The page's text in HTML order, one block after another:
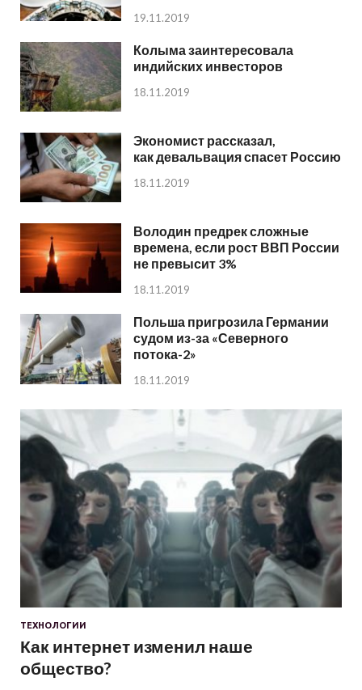
19.11.2019
Колыма заинтересовала
индийских инвесторов
18.11.2019
Экономист рассказал,
как девальвация спасет Россию
18.11.2019
Володин предрек сложные
времена, если рост ВВП России
не превысит 3%
18.11.2019
Польша пригрозила Германии
судом из-за «Северного
потока-2»
18.11.2019
ТЕХНОЛОГИИ
Как интернет изменил наше
общество?